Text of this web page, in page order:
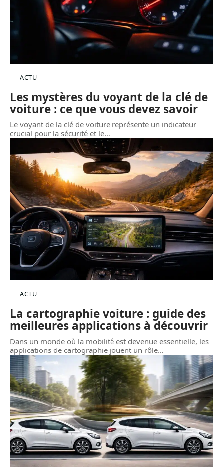
ACTU
Les mystères du voyant de la clé de
voiture : ce que vous devez savoir
Le voyant de la clé de voiture représente un indicateur
crucial pour la sécurité et le…
ACTU
La cartographie voiture : guide des
meilleures applications à découvrir
Dans un monde où la mobilité est devenue essentielle, les
applications de cartographie jouent un rôle…